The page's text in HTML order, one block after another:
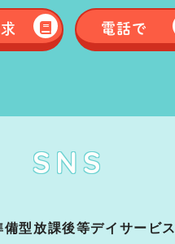
電話で
SNS
備型放課後等デイサービス